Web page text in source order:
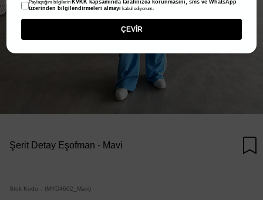
Şerit Detay Eşofman - Mavi
Stok Kodu (MYD4602_Mavi)
Paylaştığım bilgilerin KVKK kapsamında tarafınızca korunmasını, sms ve WhatsApp
üzerinden bilgilendirmeleri almayı kabul ediyorum.
ÇEVİR